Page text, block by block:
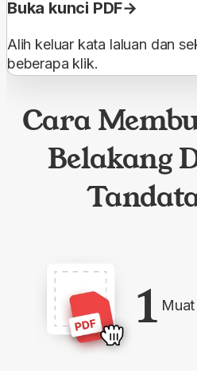
Buka kunci PDF
Alih keluar kata laluan dan
beberapa klik.
Cara
Belakang
1